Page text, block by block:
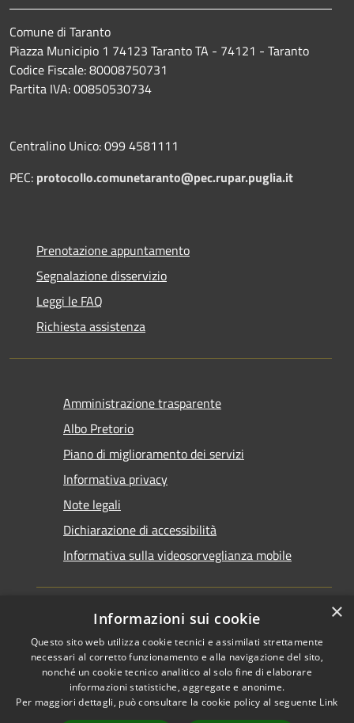
Comune di Taranto
Piazza Municipio 1 74123 Taranto TA - 74121 - Taranto
Codice Fiscale: 80008750731
Partita IVA: 00850530734
Centralino Unico: 099 4581111
PEC: protocollo.comunetaranto@pec.rupar.puglia.it
Prenotazione appuntamento
Segnalazione disservizio
Leggi le FAQ
Richiesta assistenza
Amministrazione trasparente
Albo Pretorio
Piano di miglioramento dei servizi
Informativa privacy
Note legali
Dichiarazione di accessibilità
Informativa sulla videosorveglianza mobile
RSS
Accessibilità
Cookie
Copyright © 2026 • Comune di
Taranto • Powered by
Municipium•Accesso
redazione
×
Informazioni sui cookie
Questo sito web utilizza cookie tecnici e assimilati strettamente
necessari al corretto funzionamento e alla navigazione del sito,
nonché un cookie tecnico analitico al solo fine di elaborare
informazioni statistiche, aggregate e anonime.
Per maggiori dettagli, può consultare la cookie policy al seguente Link